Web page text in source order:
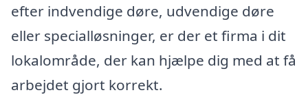
efter indvendige døre, udvendige døre
eller specialløsninger, er der et firma i dit
lokalområde, der kan hjælpe dig med at få
arbejdet gjort korrekt.